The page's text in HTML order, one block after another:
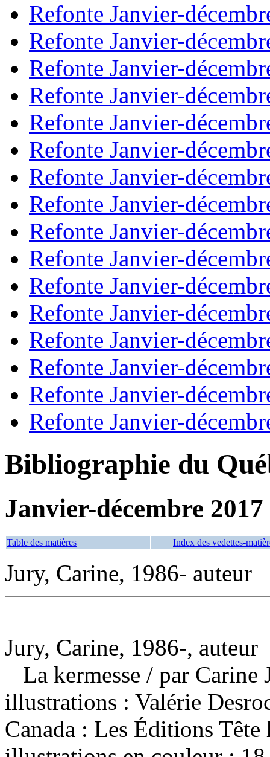
Refonte Janvier-
Refonte Janvier-
Refonte Janvier-
Refonte Janvier-
Refonte Janvier-
Refonte Janvier-
Refonte Janvier-
Refonte Janvier-
Refonte Janvier-
Refonte Janvier-
Refonte Janvier-
Refonte Janvier-
Refonte Janvier-
Refonte Janvier-
Refonte Janvier-
Refonte Janvier-
Bibliographie du
Janvier-décembre 2017
Table des matières Index des vedettes-
Jury, Carine, 1986- auteur
Jury, Carine, 1986-, auteur
La kermesse / par Carine
illustrations : Valérie
Canada : Les Éditions